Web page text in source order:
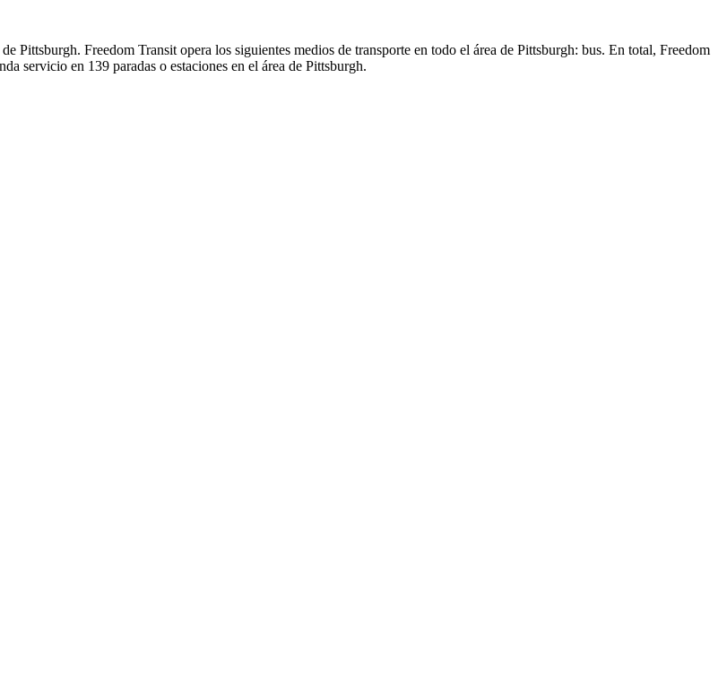
Pittsburgh. Freedom Transit opera los siguientes medios de transporte en todo el área de Pittsburgh: bus. En total, Freedom
servicio en 139 paradas o estaciones en el área de Pittsburgh.